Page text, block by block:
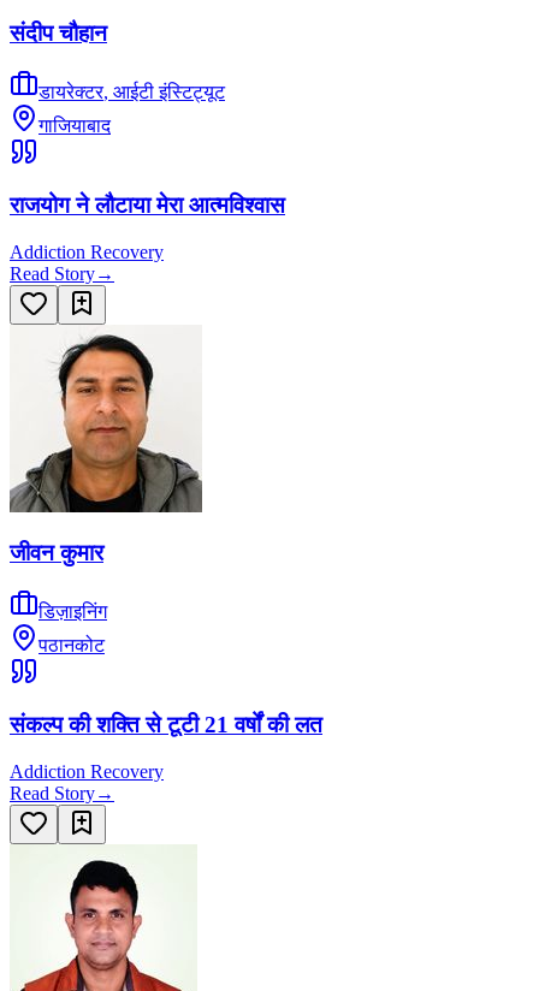
संदीप चौहान
डायरेक्टर, आईटी इंस्टिट्यूट
गाजियाबाद
राजयोग ने लौटाया मेरा आत्मविश्वास
Addiction Recovery
Read Story→
जीवन कुमार
डिज़ाइनिंग
पठानकोट
संकल्प की शक्ति से टूटी 21 वर्षों की लत
Addiction Recovery
Read Story→